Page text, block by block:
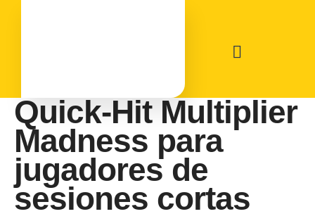
Chicken Road:
Quick‑Hit Multiplier
Madness para
jugadores de
sesiones cortas